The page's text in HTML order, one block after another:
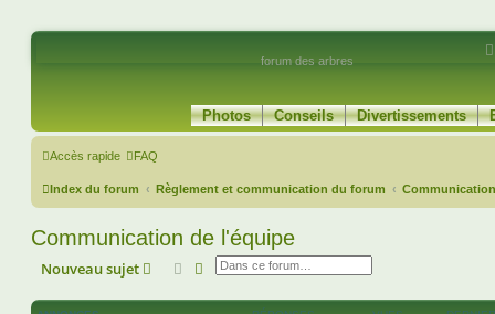
forum des arbres
Photos Conseils Divertissements
Accès rapide FAQ
Index du forum Règlement et communication du forum
Communication de l'équipe
Nouveau sujet Rechercher
Recherche avancée